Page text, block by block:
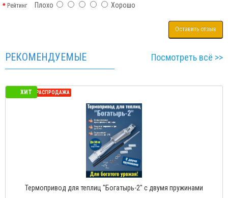
РейтингПлохо Хорошо
Оставить отзыв
РЕКОМЕНДУЕМЫЕ Посмотреть всё >>
РАСПРОДАЖА
для теплиц "Богатырь-2" с двумя пружинами